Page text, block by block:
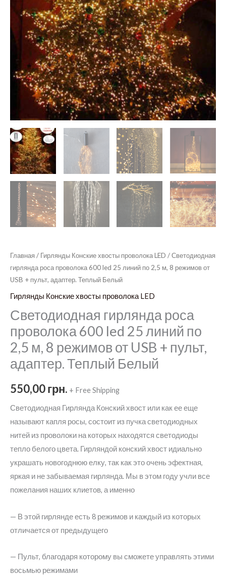
Главная / Гирлянды Конские хвосты проволока LED / Светодиодная
гирлянда роса проволока 600 led 25 линий по 2,5 м, 8 режимов от
USB + пульт, адаптер. Теплый Белый
Гирлянды Конские хвосты проволока LED
Светодиодная гирлянда роса
проволока 600 led 25 линий по
2,5 м, 8 режимов от USB + пульт,
адаптер. Теплый Белый
550,00грн. + Free Shipping
Светодиодная Гирлянда Конский хвост или как ее еще
называют капля росы, состоит из пучка светодиодных
нитей из проволоки на которых находятся светодиоды
тепло белого цвета. Гирляндой конский хвост идиально
украшать новогоднюю елку, так как это очень эфектная,
яркая и не забываемая гирлянда. Мы в этом году учли все
пожелания наших клиетов, а именно
— В этой гирлянде есть 8 режимов и каждый из которых
отличается от предыдущего
— Пульт, благодаря которому вы сможете управлять этими
восьмью режимами